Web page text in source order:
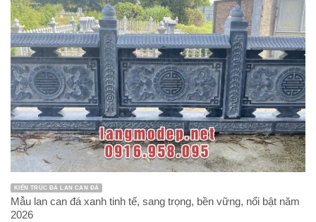
KIẾN TRÚC ĐÁ LAN CAN ĐÁ
Mẫu lan can đá xanh tinh tế, sang trọng, bền vững, nổi bật năm
2026